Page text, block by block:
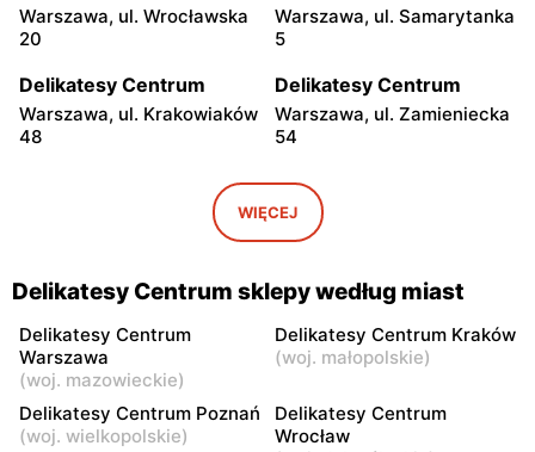
Warszawa, ul. Wrocławska
20
Warszawa, ul. Samarytanka
5
Delikatesy Centrum
Warszawa, ul. Krakowiaków
48
Delikatesy Centrum
Warszawa, ul. Zamieniecka
54
Delikatesy Centrum
Warszawa, ul. Franciszka
Kawy 44
Delikatesy Centrum
Warszawa, ul. Kłobucka 8b
Delikatesy Centrum
Warszawa, ul. Béli Bartóka
8
Delikatesy Centrum
Warszawa, ul. Dzieci
Warszawy 40a
Warszawa, ul. Starodęby 8
WIĘCEJ
Delikatesy Centrum sklepy według miast
Delikatesy Centrum
Warszawa
(woj. mazowieckie)
Delikatesy Centrum Kraków
(woj. małopolskie)
Delikatesy Centrum Poznań
(woj. wielkopolskie)
Delikatesy Centrum
Wrocław